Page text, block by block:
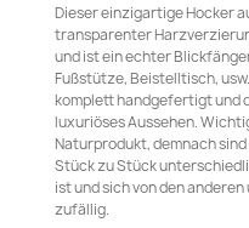
Dieser einzigartige Hocker
transparenter
und ist ein echter
Fußstütze, Beistelltisch,
komplett handgefertigt und
luxuriöses Aussehen.
Naturprodukt, demnach
Stück zu Stück
ist und sich von den
zufällig.